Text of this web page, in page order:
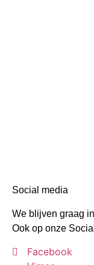
Social media
We blijven graag
Ook op onze
Facebook